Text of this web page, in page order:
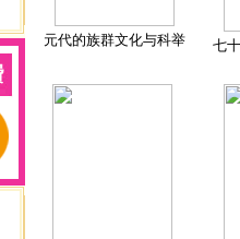
元代的族群文化与科举 七